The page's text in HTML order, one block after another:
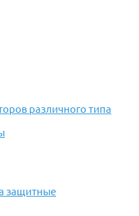
различного типа
защитные